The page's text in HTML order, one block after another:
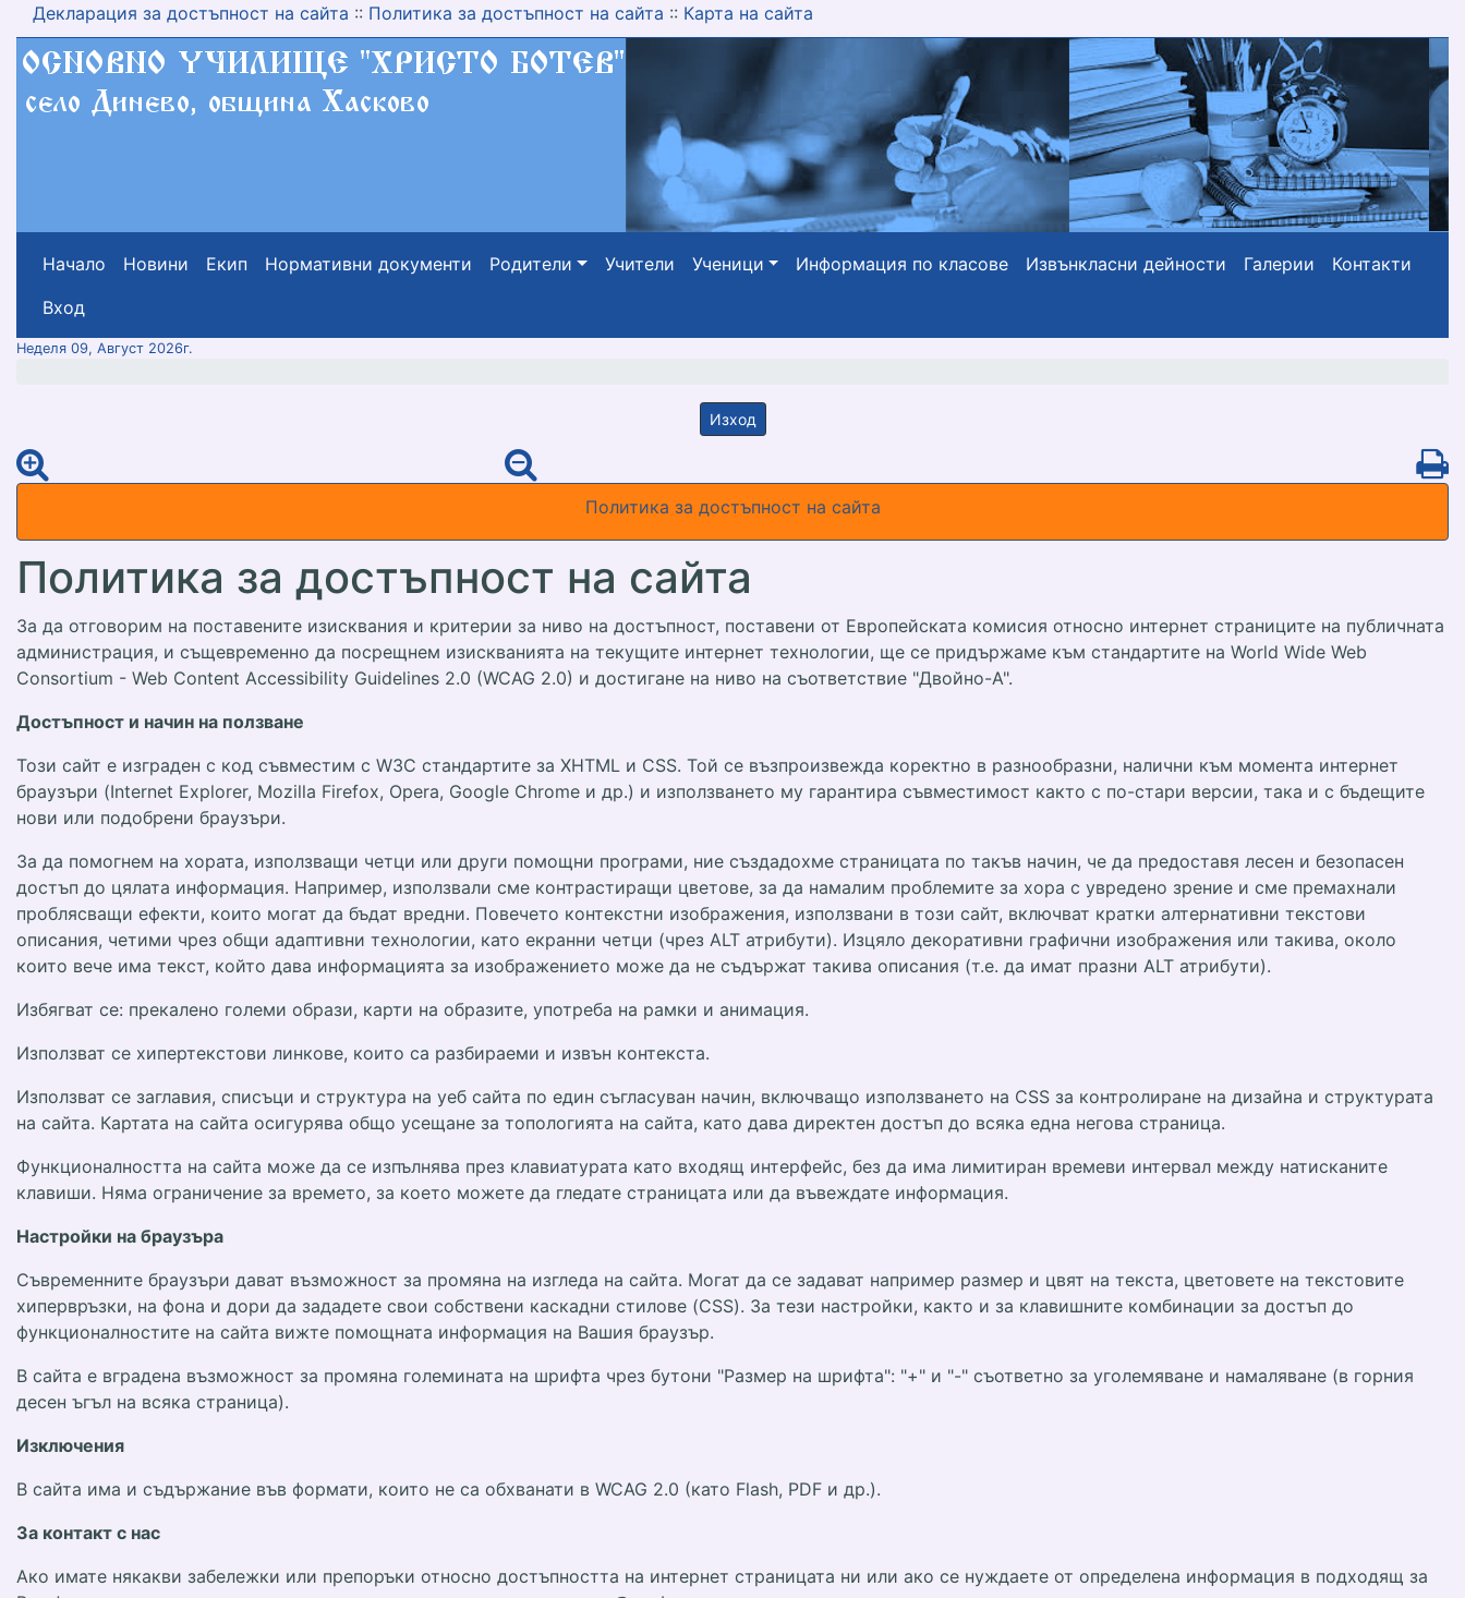
Декларация за достъпност на сайта :: Политика за достъпност на сайта :: Карта на сайта
меню горно
Начало Новини Екип Нормативни документи Родители Учители Ученици Информация по класове Извънкласни дейности Галерии
Контакти
Вход
Неделя 09, Август 2026г.
Изход
Политика за достъпност на сайта
Политика за достъпност на сайта
За да отговорим на поставените изисквания и критерии за ниво на достъпност, поставени от Европейската комисия относно интернет страниците на публичната
администрация, и същевременно да посрещнем изискванията на текущите интернет технологии, ще се придържаме към стандартите на World Wide Web
Consortium - Web Content Accessibility Guidelines 2.0 (WCAG 2.0) и достигане на ниво на съответствие "Двойно-A".
Достъпност и начин на ползване
Този сайт е изграден с код съвместим с W3C стандартите за XHTML и CSS. Той се възпроизвежда коректно в разнообразни, налични към момента интернет
браузъри (Internet Explorer, Mozilla Firefox, Opera, Google Chrome и др.) и използването му гарантира съвместимост както с по-стари версии, така и с бъдещите
нови или подобрени браузъри.
За да помогнем на хората, използващи четци или други помощни програми, ние създадохме страницата по такъв начин, че да предоставя лесен и безопасен
достъп до цялата информация. Например, използвали сме контрастиращи цветове, за да намалим проблемите за хора с увредено зрение и сме премахнали
проблясващи ефекти, които могат да бъдат вредни. Повечето контекстни изображения, използвани в този сайт, включват кратки алтернативни текстови
описания, четими чрез общи адаптивни технологии, като екранни четци (чрез ALT атрибути). Изцяло декоративни графични изображения или такива, около
които вече има текст, който дава информацията за изображението може да не съдържат такива описания (т.е. да имат празни ALT атрибути).
Избягват се: прекалено големи образи, карти на образите, употреба на рамки и анимация.
Използват се хипертекстови линкове, които са разбираеми и извън контекста.
Използват се заглавия, списъци и структура на уеб сайта по един съгласуван начин, включващо използването на CSS за контролиране на дизайна и структурата
на сайта. Картата на сайта осигурява общо усещане за топологията на сайта, като дава директен достъп до всяка една негова страница.
Функционалността на сайта може да се изпълнява през клавиатурата като входящ интерфейс, без да има лимитиран времеви интервал между натисканите
клавиши. Няма ограничение за времето, за което можете да гледате страницата или да въвеждате информация.
Настройки на браузъра
Съвременните браузъри дават възможност за промяна на изгледа на сайта. Могат да се задават например размер и цвят на текста, цветовете на текстовите
хипервръзки, на фона и дори да зададете свои собствени каскадни стилове (CSS). За тези настройки, както и за клавишните комбинации за достъп до
функционалностите на сайта вижте помощната информация на Вашия браузър.
В сайта е вградена възможност за промяна големината на шрифта чрез бутони "Размер на шрифта": "+" и "-" съответно за уголемяване и намаляване (в горния
десен ъгъл на всяка страница).
Изключения
В сайта има и съдържание във формати, които не са обхванати в WCAG 2.0 (като Flash, PDF и др.).
За контакт с нас
Ако имате някакви забележки или препоръки относно достъпността на интернет страницата ни или ако се нуждаете от определена информация в подходящ за